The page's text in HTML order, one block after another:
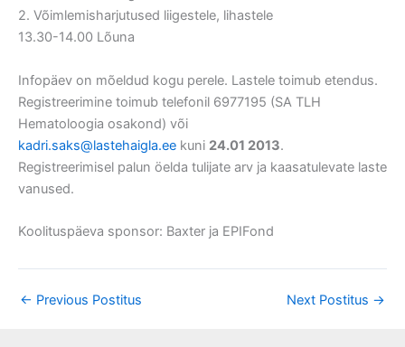
2. Võimlemisharjutused liigestele, lihastele
13.30-14.00 Lõuna
Infopäev on mõeldud kogu perele. Lastele toimub etendus.
Registreerimine toimub telefonil 6977195 (SA TLH
Hematoloogia osakond) või
kadri.saks@lastehaigla.ee kuni 24.01 2013.
Registreerimisel palun öelda tulijate arv ja kaasatulevate laste
vanused.
Koolituspäeva sponsor: Baxter ja EPIFond
← Previous Postitus Next Postitus →